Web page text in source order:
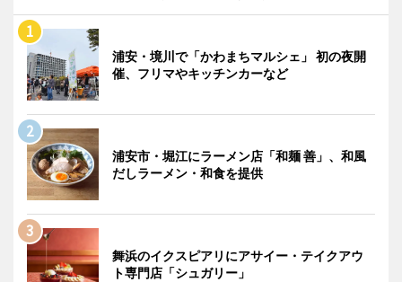
浦安・境川で「かわまちマルシェ」 初の夜開
催、フリマやキッチンカーなど
浦安市・堀江にラーメン店「和麺 善」、和風
だしラーメン・和食を提供
舞浜のイクスピアリにアサイー・テイクアウ
ト専門店「シュガリー」